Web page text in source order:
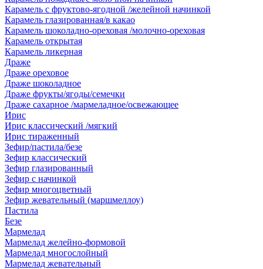
Карамель с фруктово-ягодной /желейной начинкой
Карамель глазированная/в какао
Карамель шоколадно-ореховая /молочно-ореховая
Карамель открытая
Карамель ликерная
Драже
Драже ореховое
Драже шоколадное
Драже фрукты/ягоды/семечки
Драже сахарное /мармеладное/освежающее
Ирис
Ирис классический /мягкий
Ирис тираженный
Зефир/пастила/безе
Зефир классический
Зефир глазированный
Зефир с начинкой
Зефир многоцветный
Зефир жевательный (маршмеллоу)
Пастила
Безе
Мармелад
Мармелад желейно-формовой
Мармелад многослойный
Мармелад жевательный